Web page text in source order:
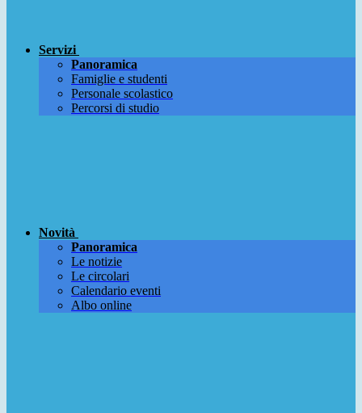
Servizi
Panoramica
Famiglie e studenti
Personale scolastico
Percorsi di studio
Novità
Panoramica
Le notizie
Le circolari
Calendario eventi
Albo online